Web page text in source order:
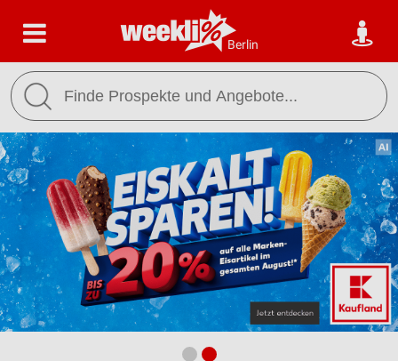
Berlin